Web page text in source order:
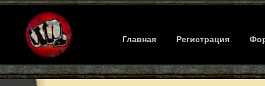
Главная Регистрация